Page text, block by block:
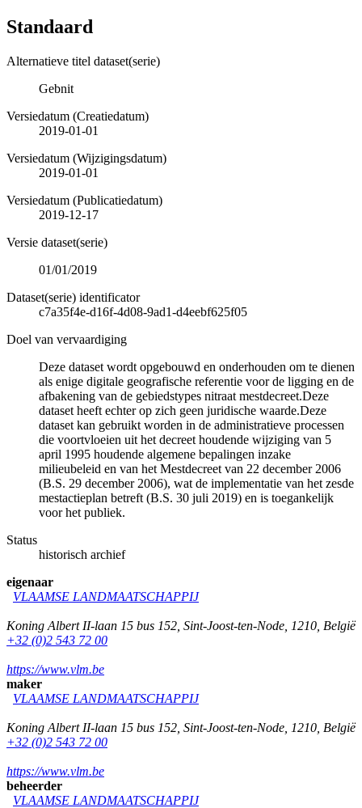
Standaard
Alternatieve titel dataset(serie)
Gebnit
Versiedatum (Creatiedatum)
2019-01-01
Versiedatum (Wijzigingsdatum)
2019-01-01
Versiedatum (Publicatiedatum)
2019-12-17
Versie dataset(serie)
01/01/2019
Dataset(serie) identificator
c7a35f4e-d16f-4d08-9ad1-d4eebf625f05
Doel van vervaardiging
Deze dataset wordt opgebouwd en onderhouden om te dienen
als enige digitale geografische referentie voor de ligging en de
afbakening van de gebiedstypes nitraat mestdecreet.Deze
dataset heeft echter op zich geen juridische waarde.Deze
dataset kan gebruikt worden in de administratieve processen
die voortvloeien uit het decreet houdende wijziging van 5
april 1995 houdende algemene bepalingen inzake
milieubeleid en van het Mestdecreet van 22 december 2006
(B.S. 29 december 2006), wat de implementatie van het zesde
mestactieplan betreft (B.S. 30 juli 2019) en is toegankelijk
voor het publiek.
Status
historisch archief
eigenaar
VLAAMSE LANDMAATSCHAPPIJ
Koning Albert II-laan 15 bus 152 Sint-Joost-ten-Node 1210 België
+32 (0)2 543 72 00
https://www.vlm.be
maker
VLAAMSE LANDMAATSCHAPPIJ
Koning Albert II-laan 15 bus 152 Sint-Joost-ten-Node 1210 België
+32 (0)2 543 72 00
https://www.vlm.be
beheerder
VLAAMSE LANDMAATSCHAPPIJ